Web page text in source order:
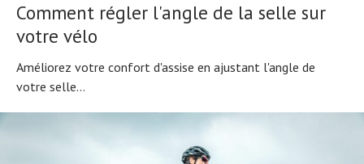
Comment régler l'angle de la selle sur
votre vélo
Améliorez votre confort d'assise en ajustant l'angle de
votre selle...